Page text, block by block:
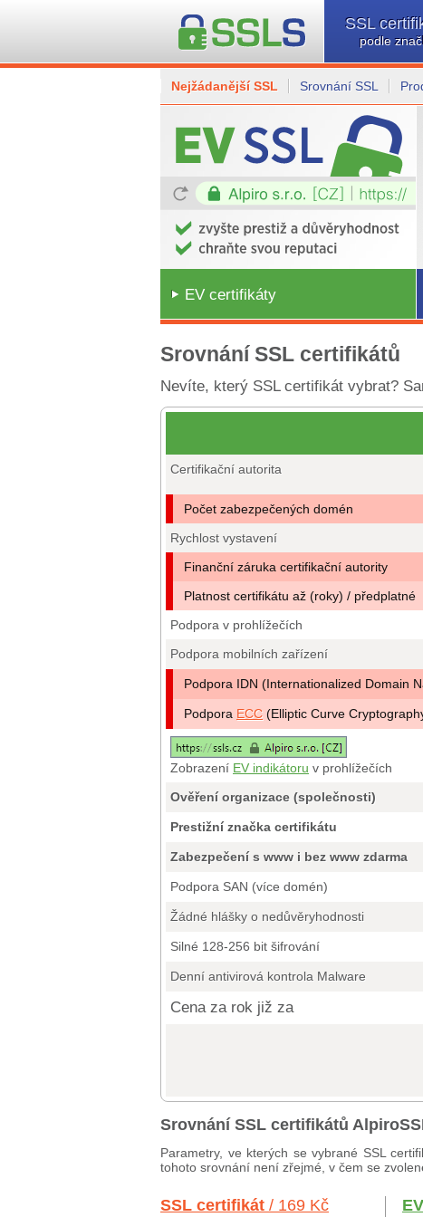
SSL
podle
Nejžádanější SSL Srovnání SSL
EV certifikáty
Srovnání SSL certifikátů
Nevíte, který SSL certifikát vybrat?
Certifikační autorita
Počet zabezpečených domén
Rychlost vystavení
Finanční záruka certifikační autority
Platnost certifikátu až (roky) / předplatné
Podpora v prohlížečích
Podpora mobilních zařízení
Podpora IDN (Internationalized Domain
Podpora ECC (Elliptic Curve
Zobrazení EV indikátoru v prohlížečích
Ověření organizace (společnosti)
Prestižní značka certifikátu
Zabezpečení s www i bez www zdarma
Podpora SAN (více domén)
Žádné hlášky o nedůvěryhodnosti
Silné 128-256 bit šifrování
Denní antivirová kontrola Malware
Cena za rok již za
Srovnání SSL certifikátů
Parametry, ve kterých se vybrané SSL
tohoto srovnání není zřejmé, v čem se
SSL certifikát / 169 Kč